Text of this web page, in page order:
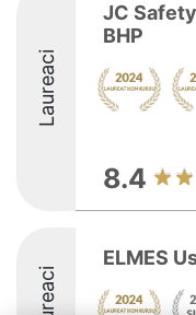
Laureaci
JC
BHP
8.4
ELMES